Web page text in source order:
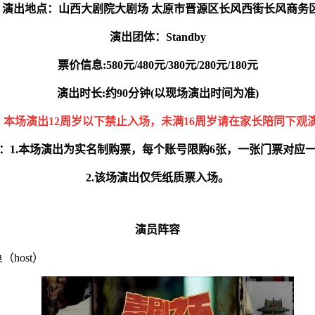
演出地点：山西大剧院大剧场 太原市晋源区长风西街长风商务
演出团体：Standby
票价信息:580元/480元/380元/280元/180元
演出时长:约90分钟(以现场演出时间为准)
本场演出12周岁以下禁止入场，未满16周岁请在家长陪同下观
1.本场演出为实名制购票，每个账号限购6张，一张门票对应一
2.该场演出仅凭纸质票入场。
演员阵容
host）